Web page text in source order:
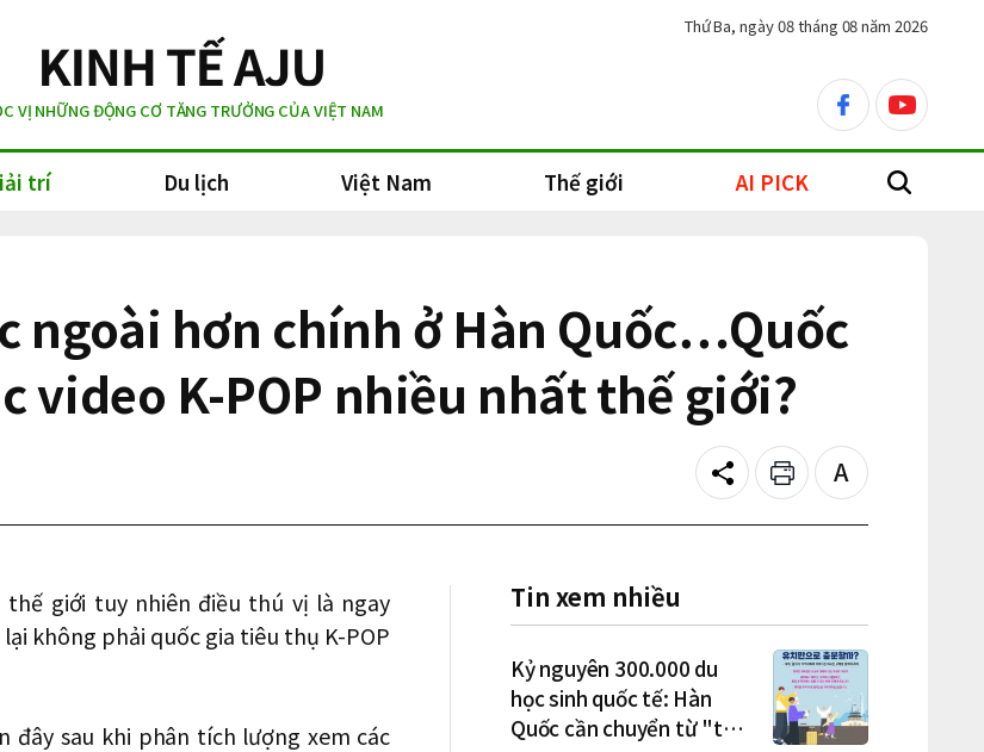
VỊ NHỮNG ĐỘNG CƠ TĂNG TRƯỞNG CỦA VIỆT NAM
facebookyoutube
Thứ Ba, ngày 08 tháng 08 năm 2026
trí Du lịch Việt Nam Thế giới AI PICK search
ngoài hơn chính ở Hàn Quốc…Quốc
video K-POP nhiều nhất thế giới?
Share Print
Text
size
thế giới tuy nhiên điều thú vị là ngay
không phải quốc gia tiêu thụ K-POP
đây sau khi phân tích lượng xem các
Tin xem nhiều
Kỷ nguyên 300.000 du
học sinh quốc tế: Hàn
Quốc cần chuyển từ "thu